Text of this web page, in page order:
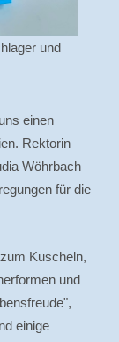
und
einen
Rektorin
Wöhrbach
für die
Kuscheln,
und
einige